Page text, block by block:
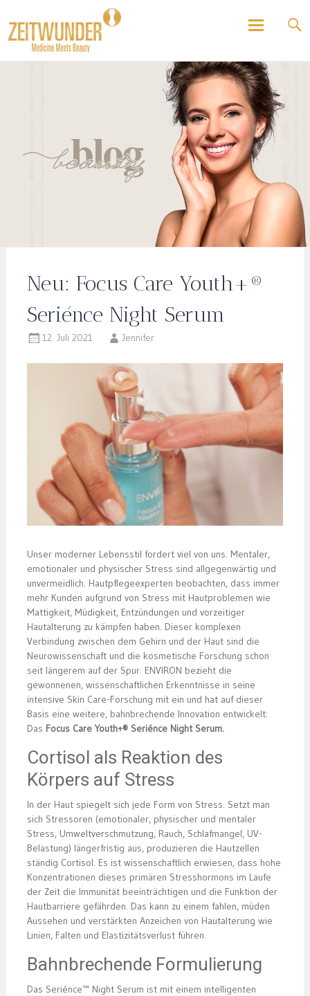
content
Neu: Focus Care Youth+®
Seriénce Night Serum
12. Juli 2021 Jennifer
Unser moderner Lebensstil fordert viel von uns. Mentaler,
emotionaler und physischer Stress sind allgegenwärtig und
unvermeidlich. Hautpflegeexperten beobachten, dass immer
mehr Kunden aufgrund von Stress mit Hautproblemen wie
Mattigkeit, Müdigkeit, Entzündungen und vorzeitiger
Hautalterung zu kämpfen haben. Dieser komplexen
Verbindung zwischen dem Gehirn und der Haut sind die
Neurowissenschaft und die kosmetische Forschung schon
seit längerem auf der Spur. ENVIRON bezieht die
gewonnenen, wissenschaftlichen Erkenntnisse in seine
intensive Skin Care-Forschung mit ein und hat auf dieser
Basis eine weitere, bahnbrechende Innovation entwickelt:
Das Focus Care Youth+® Seriénce Night Serum.
Cortisol als Reaktion des
Körpers auf Stress
In der Haut spiegelt sich jede Form von Stress. Setzt man
sich Stressoren (emotionaler, physischer und mentaler
Stress, Umweltverschmutzung, Rauch, Schlafmangel, UV-
Belastung) längerfristig aus, produzieren die Hautzellen
ständig Cortisol. Es ist wissenschaftlich erwiesen, dass hohe
Konzentrationen dieses primären Stresshormons im Laufe
der Zeit die Immunität beeinträchtigen und die Funktion der
Hautbarriere gefährden. Das kann zu einem fahlen, müden
Aussehen und verstärkten Anzeichen von Hautalterung wie
Linien, Falten und Elastizitätsverlust führen.
Bahnbrechende Formulierung
Das Seriénce™ Night Serum ist mit einem intelligenten